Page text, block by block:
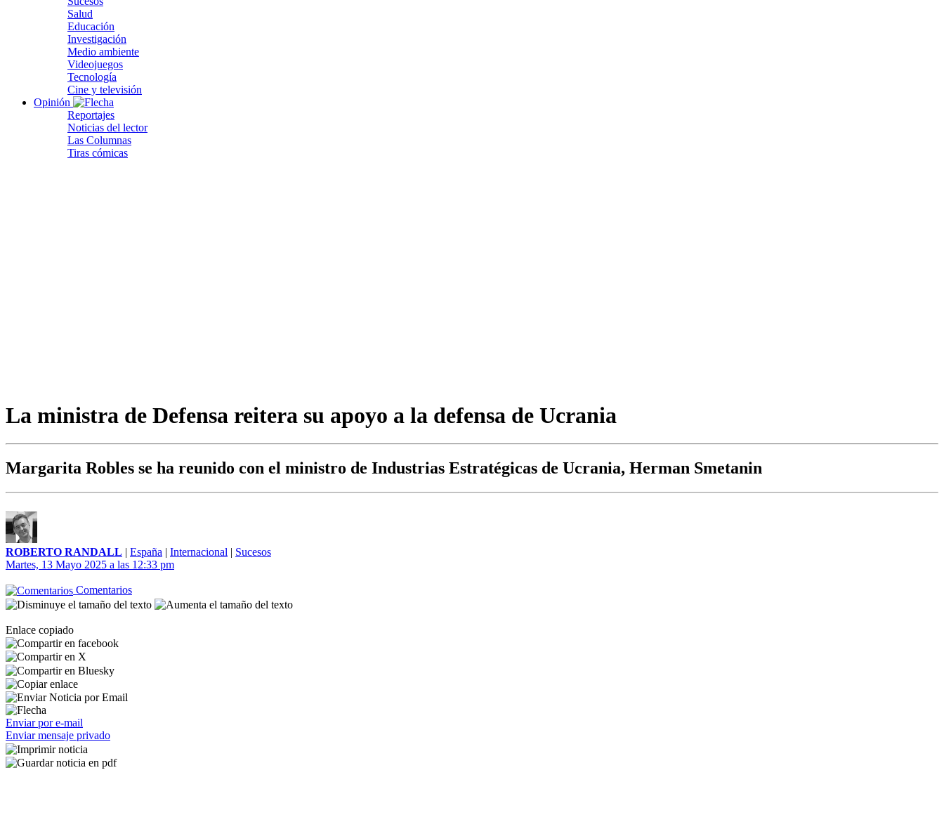
Salud
Educación
Investigación
Medio ambiente
Videojuegos
Tecnología
Cine y televisión
Opinión
Reportajes
Noticias del lector
Las Columnas
Tiras cómicas
La ministra de Defensa reitera su apoyo a la defensa de Ucrania
Margarita Robles se ha reunido con el ministro de Industrias Estratégicas de Ucrania, Herman Smetanin
ROBERTO RANDALL | España | Internacional | Sucesos
Martes, 13 Mayo 2025 a las 12:33 pm
Comentarios
Enlace copiado
Enviar por e-mail
Enviar mensaje privado